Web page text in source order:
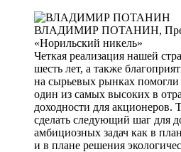
ВЛАДИМИР ПОТАНИН,
«Норильский никель»
Четкая реализация нашей
шесть лет, а также
на сырьевых рынках помогли
один из самых высоких в
доходности для акционеров.
сделать следующий шаг для
амбициозных задач как в
и в плане решения